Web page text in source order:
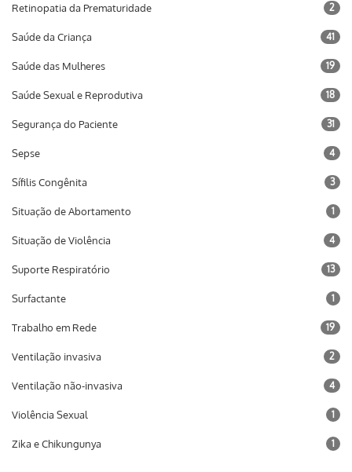
Retinopatia da Prematuridade 2
Saúde da Criança 41
Saúde das Mulheres 19
Saúde Sexual e Reprodutiva 18
Segurança do Paciente 31
Sepse 4
Sífilis Congênita 3
Situação de Abortamento 1
Situação de Violência 4
Suporte Respiratório 13
Surfactante 1
Trabalho em Rede 19
Ventilação invasiva 2
Ventilação não-invasiva 4
Violência Sexual 1
Zika e Chikungunya 1